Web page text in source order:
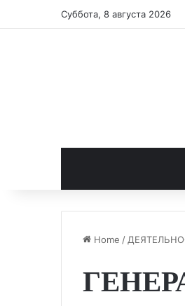
Суббота, 8 августа 2026
Home /